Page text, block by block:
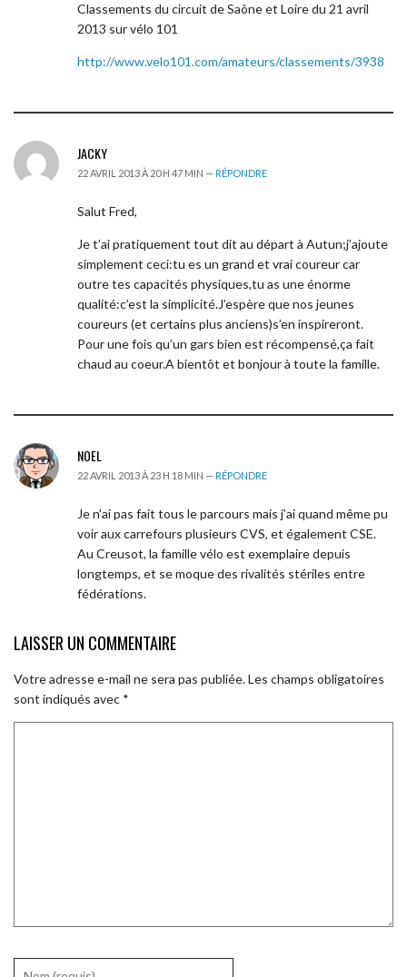
Classements du circuit de Saône et Loire du 21 avril
2013 sur vélo 101
http://www.velo101.com/amateurs/classements/3938
JACKY
22 AVRIL 2013 À 20 H 47 MIN — RÉPONDRE
Salut Fred,
Je t’ai pratiquement tout dit au départ à Autun;j’ajoute
simplement ceci:tu es un grand et vrai coureur car
outre tes capacités physiques,tu as une énorme
qualité:c’est la simplicité.J’espère que nos jeunes
coureurs (et certains plus anciens)s’en inspireront.
Pour une fois qu’un gars bien est récompensé,ça fait
chaud au coeur.A bientôt et bonjour à toute la famille.
NOEL
22 AVRIL 2013 À 23 H 18 MIN — RÉPONDRE
Je n’ai pas fait tous le parcours mais j’ai quand même pu
voir aux carrefours plusieurs CVS, et également CSE.
Au Creusot, la famille vélo est exemplaire depuis
longtemps, et se moque des rivalités stériles entre
fédérations.
LAISSER UN COMMENTAIRE
Votre adresse e-mail ne sera pas publiée.Les champs obligatoires
sont indiqués avec *